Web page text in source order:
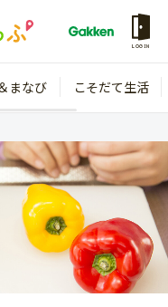
LOGIN
まなび こそだて生活